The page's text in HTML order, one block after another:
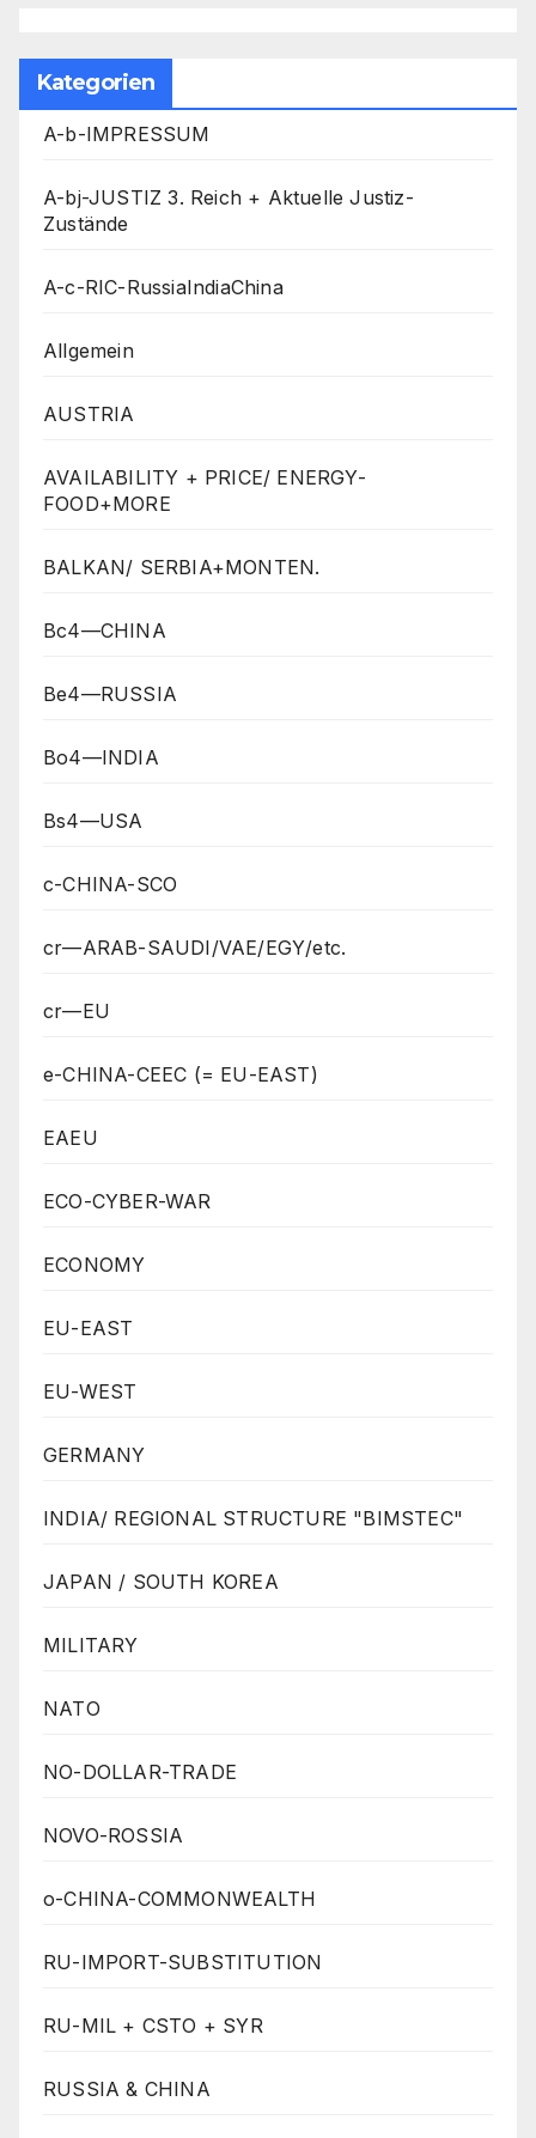
Kategorien
A-b-IMPRESSUM
A-bj-JUSTIZ 3. Reich + Aktuelle Justiz-
Zustände
A-c-RIC-RussiaIndiaChina
Allgemein
AUSTRIA
AVAILABILITY + PRICE/ ENERGY-
FOOD+MORE
BALKAN/ SERBIA+MONTEN.
Bc4—CHINA
Be4—RUSSIA
Bo4—INDIA
Bs4—USA
c-CHINA-SCO
cr—ARAB-SAUDI/VAE/EGY/etc.
cr—EU
e-CHINA-CEEC (= EU-EAST)
EAEU
ECO-CYBER-WAR
ECONOMY
EU-EAST
EU-WEST
GERMANY
INDIA/ REGIONAL STRUCTURE "BIMSTEC"
JAPAN / SOUTH KOREA
MILITARY
NATO
NO-DOLLAR-TRADE
NOVO-ROSSIA
o-CHINA-COMMONWEALTH
RU-IMPORT-SUBSTITUTION
RU-MIL + CSTO + SYR
RUSSIA & CHINA